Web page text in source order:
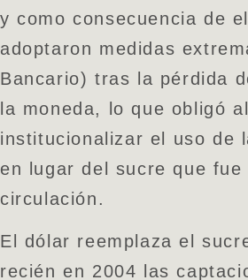
y como consecuencia de
adoptaron medidas
Bancario) tras la pérdida
la moneda, lo que obligó
institucionalizar el uso de
en lugar del sucre que
circulación.
El dólar reemplaza el
recién en 2004 las